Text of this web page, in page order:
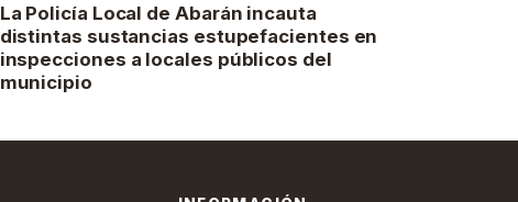
La Policía Local de Abarán incauta
distintas sustancias estupefacientes en
inspecciones a locales públicos del
municipio